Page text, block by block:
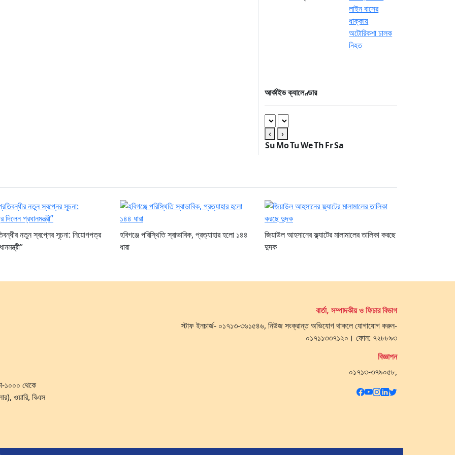
আর্কাইভ ক্যালেণ্ডার
‹
›
SuMoTuWeThFrSa
নতুন স্বপ্নের সূচনা: নিয়োগপত্র
হবিগঞ্জে পরিস্থিতি স্বাভাবিক, প্রত্যাহার হলো ১৪৪
ধারা
জিয়াউল আহসানের ফ্ল্যাটের মালামালের তালিকা করছে
দুদক
১০০০ থেকে
ওয়ারি, বিএস
বার্তা, সম্পাদকীয় ও ফিচার বিভাগ
স্টাফ ইনচার্জ- ০১৭১৩-৩৬১৫৪৬, নিউজ সংক্রান্ত অভিযোগ থাকলে যোগাযোগ করুন-
০১৭১১৩৩৭১২০। ফোন: ৭২৮৮৯৩
বিজ্ঞাপন
০১৭১৩-৩৭৯০৫৮,